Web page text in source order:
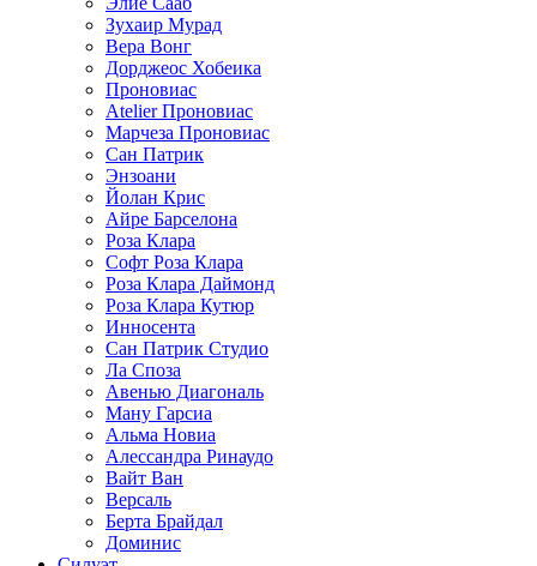
Зухаир Мурад
Вера Вонг
Дорджеос Хобеика
Проновиас
Atelier Проновиас
Марчеза Проновиас
Сан Патрик
Энзоани
Йолан Крис
Айре Барселона
Роза Клара
Софт Роза Клара
Роза Клара Даймонд
Роза Клара Кутюр
Инносента
Сан Патрик Студио
Ла Споза
Авенью Диагональ
Ману Гарсиа
Альма Новиа
Алессандра Ринаудо
Вайт Ван
Версаль
Берта Брайдал
Доминис